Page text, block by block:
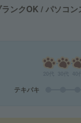
ンクOK / パソコ
テキパキ